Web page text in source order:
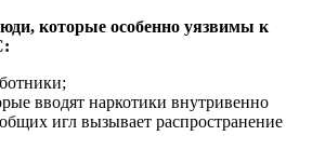
которые особенно уязвимы к
вводят наркотики внутривенно
игл вызывает распространение